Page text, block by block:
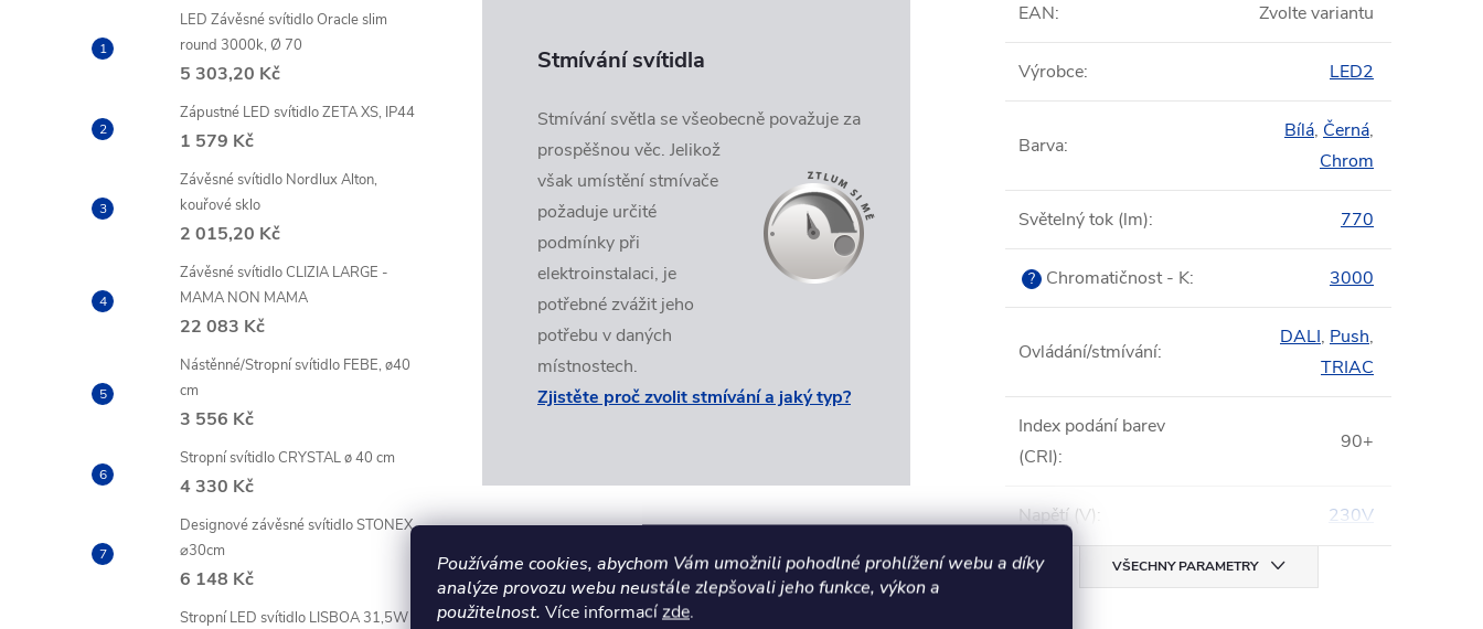
Používáme cookies, abychom Vám umožnili pohodlné prohlížení webu a díky
analýze provozu webu neustále zlepšovali jeho funkce, výkon a
použitelnost. Více informacízde.
LED Závěsné svítidlo Oracle slim
round 3000k, Ø 70
5 303,20 Kč
Zápustné LED svítidlo ZETA XS, IP44
1 579 Kč
Závěsné svítidlo Nordlux Alton,
kouřové sklo
2 015,20 Kč
Závěsné svítidlo CLIZIA LARGE -
MAMA NON MAMA
22 083 Kč
Nástěnné/Stropní svítidlo FEBE, ø40
cm
3 556 Kč
Stropní svítidlo CRYSTAL ø 40 cm
4 330 Kč
Designové závěsné svítidlo STONEX
⌀30cm
6 148 Kč
Stropní LED svítidlo LISBOA 31,5W +
Stmívání svítidla
Stmívání světla se všeobecně považuje za
prospěšnou věc. Jelikož
však umístění stmívače
požaduje určité
podmínky při
elektroinstalaci, je
potřebné zvážit jeho
potřebu v daných
místnostech.
Zjistěte proč zvolit stmívání a jaký typ?
nastavitelné, naklápěcí kruhové svítidlo KLIP ON
je určené na stropnípovrchovou montáž do
EAN: Zvolte variantu
Výrobce: LED2
Barva:
Bílá, Černá,
Chrom
Světelný tok (lm): 770
? Chromatičnost - K: 3000
Ovládání/stmívání:
DALI, Push,
TRIAC
Index podání barev
(CRI):
90+
Napětí (V): 230V
VŠECHNY PARAMETRY